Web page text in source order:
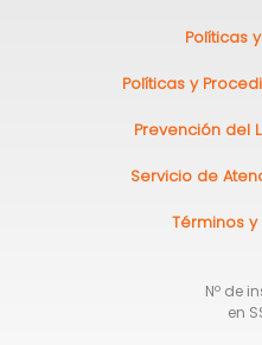
página
Políticas
Políticas y
Prevención del
Servicio de
Términos
Nº de
en